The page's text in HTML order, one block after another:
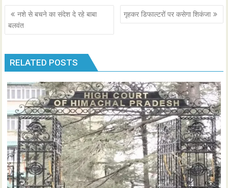
Post
navigation
नशे से बचने का संदेश दे रहे बाबा
बलवंत
गृहकर डिफाल्टरों पर कसेगा शिकंजा
RELATED POSTS